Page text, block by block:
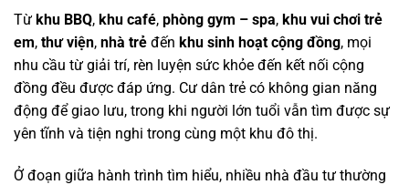
Từ khu BBQ, khu café, phòng gym – spa, khu vui chơi trẻ
em, thư viện, nhà trẻ đến khu sinh hoạt cộng đồng, mọi
nhu cầu từ giải trí, rèn luyện sức khỏe đến kết nối cộng
đồng đều được đáp ứng. Cư dân trẻ có không gian năng
động để giao lưu, trong khi người lớn tuổi vẫn tìm được sự
yên tĩnh và tiện nghi trong cùng một khu đô thị.
Ở đoạn giữa hành trình tìm hiểu, nhiều nhà đầu tư thường